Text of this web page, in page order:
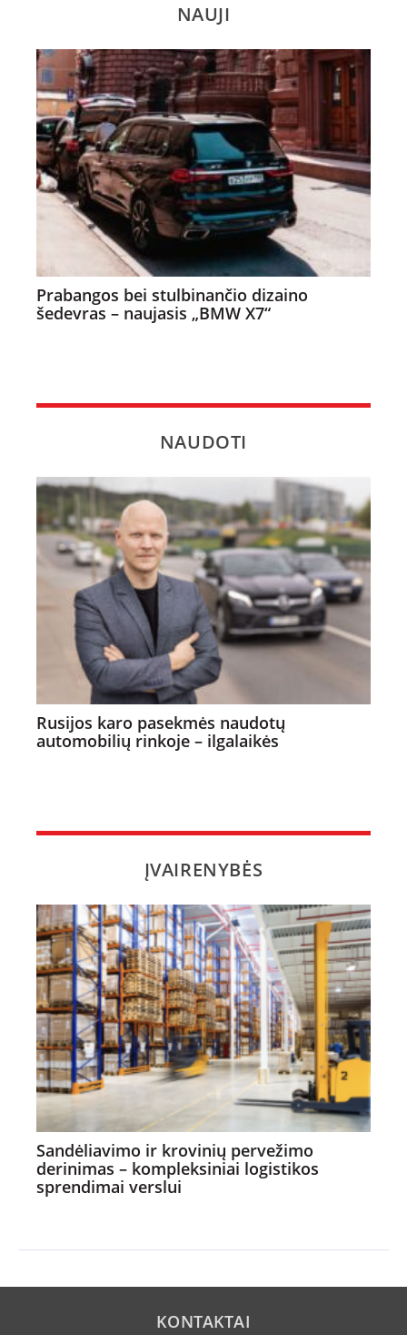
NAUJI
Prabangos bei stulbinančio dizaino
šedevras – naujasis „BMW X7“
NAUDOTI
Rusijos karo pasekmės naudotų
automobilių rinkoje – ilgalaikės
ĮVAIRENYBĖS
Sandėliavimo ir krovinių pervežimo
derinimas – kompleksiniai logistikos
sprendimai verslui
KONTAKTAI